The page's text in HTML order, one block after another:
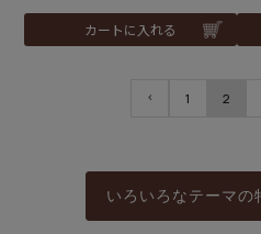
カートに入れる
1 2
いろいろなテーマの